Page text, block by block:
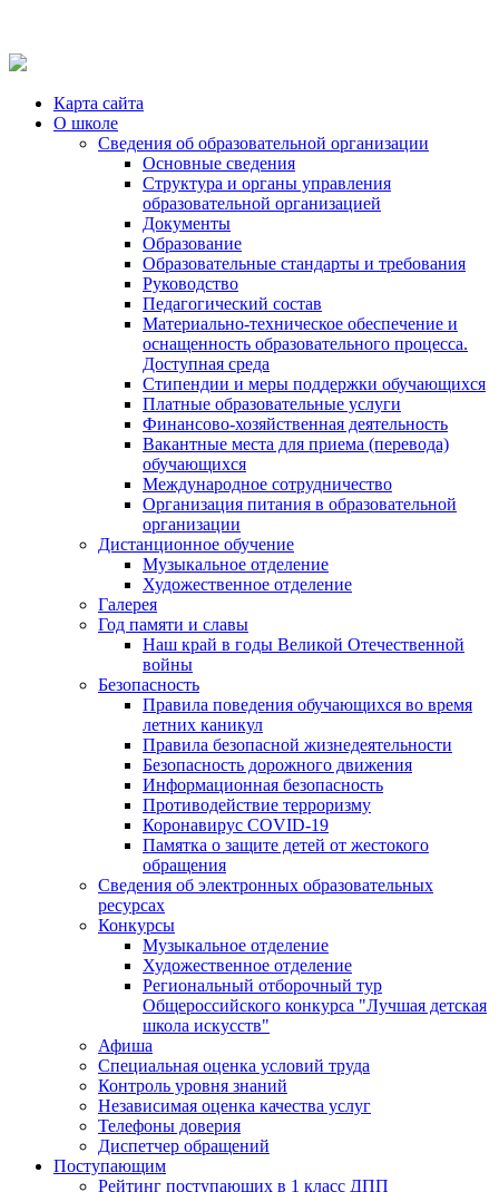
Карта сайта
О школе
Сведения об образовательной организации
Основные сведения
Структура и органы управления
образовательной организацией
Документы
Образование
Образовательные стандарты и требования
Руководство
Педагогический состав
Материально-техническое обеспечение и
оснащенность образовательного процесса.
Доступная среда
Стипендии и меры поддержки обучающихся
Платные образовательные услуги
Финансово-хозяйственная деятельность
Вакантные места для приема (перевода)
обучающихся
Международное сотрудничество
Организация питания в образовательной
организации
Дистанционное обучение
Музыкальное отделение
Художественное отделение
Галерея
Год памяти и славы
Наш край в годы Великой Отечественной
войны
Безопасность
Правила поведения обучающихся во время
летних каникул
Правила безопасной жизнедеятельности
Безопасность дорожного движения
Информационная безопасность
Противодействие терроризму
Коронавирус COVID-19
Памятка о защите детей от жестокого
обращения
Сведения об электронных образовательных
ресурсах
Конкурсы
Музыкальное отделение
Художественное отделение
Региональный отборочный тур
Общероссийского конкурса "Лучшая детская
школа искусств"
Афиша
Специальная оценка условий труда
Контроль уровня знаний
Независимая оценка качества услуг
Телефоны доверия
Диспетчер обращений
Поступающим
Рейтинг поступающих в 1 класс ДПП